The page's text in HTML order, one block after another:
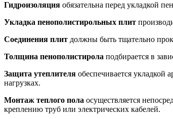
Гидроизоляция обязательна перед укладкой
Укладка пенополистирольных плит
Соединения плит должны быть тщательно
Толщина пенополистирола подбирается в
Защита утеплителя обеспечивается
нагрузках.
Монтаж теплого пола осуществляется
креплению труб или электрических кабелей.